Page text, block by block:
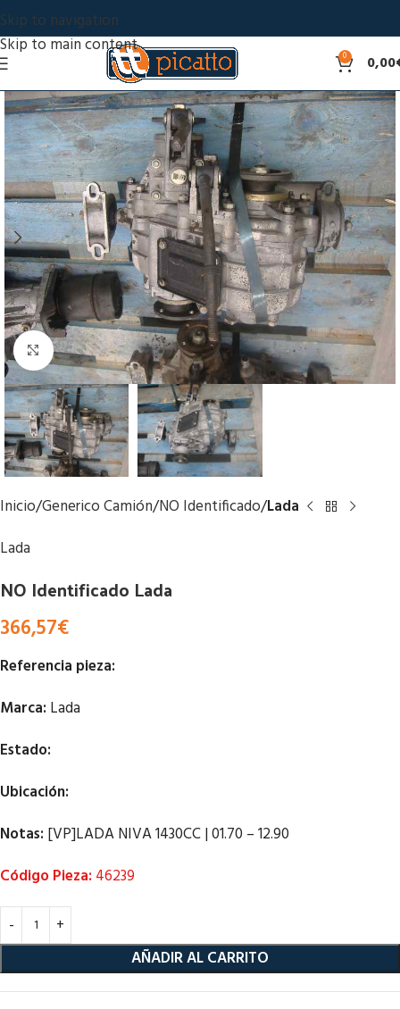
Skip to navigation
Skip to main content
0 0,00
Click to enlarge
Inicio Generico Camión NO Identificado Lada
Lada
NO Identificado Lada
366,57€
Referencia pieza:
Marca: Lada
Estado:
Ubicación:
Notas: [VP]LADA NIVA 1430CC | 01.70 – 12.90
Código Pieza: 46239
AÑADIR AL CARRITO